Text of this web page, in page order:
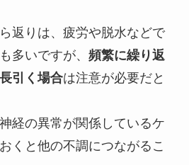
返りは、疲労や脱水などで
多いですが、 頻繁に繰り返
引く場合は注意が必要だと
経の異常が関係しているケ
くと他の不調につながるこ